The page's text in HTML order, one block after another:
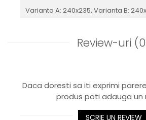
Varianta A: 240x235, Varianta B:
Review-uri
Daca doresti sa iti exprimi
produs poti adauga un
SCRIE UN REVIEW